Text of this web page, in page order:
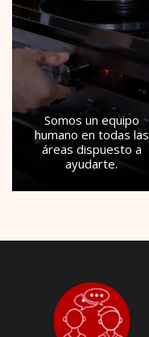
Somos un equipo
humano en todas las
áreas dispuesto a
ayudarte.